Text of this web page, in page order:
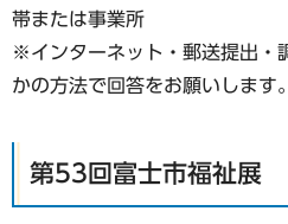
帯または事業所
※インターネット・郵送提出・
かの方法で回答をお願いします。
第53回富士市福祉展